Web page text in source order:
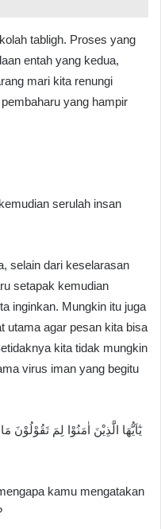
tabligh. Proses yang
entah yang kedua,
mari kita renungi
yang hampir
serulah insan
selain dari keselarasan
setapak kemudian
inginkan. Mungkin itu juga
utama agar pesan kita bisa
kita tidak mungkin
virus iman yang begitu
يٰٓاَيُّهَا الَّذِيْنَ اٰمَنُوْا لِمَ تَقُوْلُوْنَ
kamu mengatakan